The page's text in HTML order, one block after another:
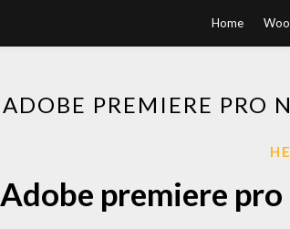
Home
ADOBE PREMIERE PRO
Adobe premiere